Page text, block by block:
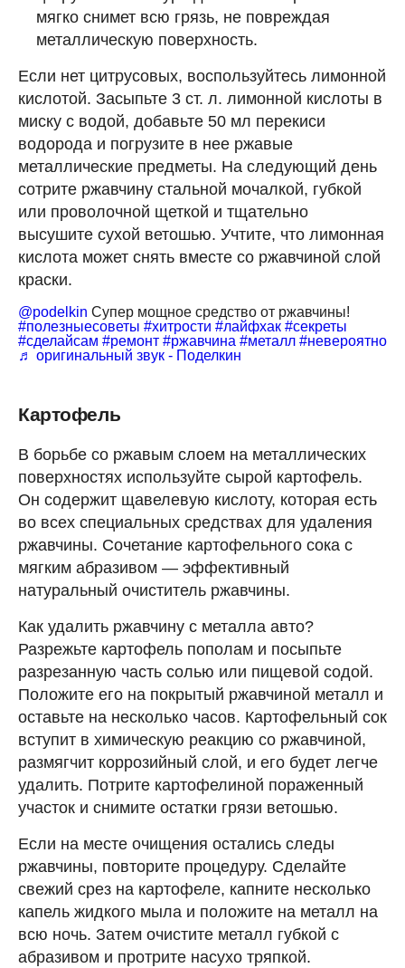
мягко снимет всю грязь, не повреждая
металлическую поверхность.
Если нет цитрусовых, воспользуйтесь лимонной
кислотой. Засыпьте 3 ст. л. лимонной кислоты в
миску с водой, добавьте 50 мл перекиси
водорода и погрузите в нее ржавые
металлические предметы. На следующий день
сотрите ржавчину стальной мочалкой, губкой
или проволочной щеткой и тщательно
высушите сухой ветошью. Учтите, что лимонная
кислота может снять вместе со ржавчиной слой
краски.
@podelkin Супер мощное средство от ржавчины!
#полезныесоветы #хитрости #лайфхак #секреты
#сделайсам #ремонт #ржавчина #металл #невероятно
♬ оригинальный звук - Поделкин
Картофель
В борьбе со ржавым слоем на металлических
поверхностях используйте сырой картофель.
Он содержит щавелевую кислоту, которая есть
во всех специальных средствах для удаления
ржавчины. Сочетание картофельного сока с
мягким абразивом — эффективный
натуральный очиститель ржавчины.
Как удалить ржавчину с металла авто?
Разрежьте картофель пополам и посыпьте
разрезанную часть солью или пищевой содой.
Положите его на покрытый ржавчиной металл и
оставьте на несколько часов. Картофельный сок
вступит в химическую реакцию со ржавчиной,
размягчит коррозийный слой, и его будет легче
удалить. Потрите картофелиной пораженный
участок и снимите остатки грязи ветошью.
Если на месте очищения остались следы
ржавчины, повторите процедуру. Сделайте
свежий срез на картофеле, капните несколько
капель жидкого мыла и положите на металл на
всю ночь. Затем очистите металл губкой с
абразивом и протрите насухо тряпкой.